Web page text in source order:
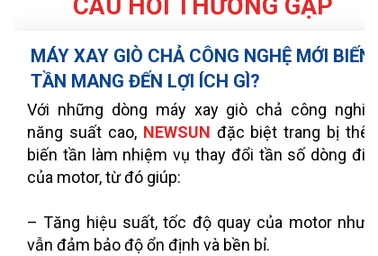
CÂU HỎI THƯỜNG GẶP
MÁY XAY GIÒ CHẢ CÔNG NGHỆ MỚI BIẾN
TẦN MANG ĐẾN LỢI ÍCH GÌ?
Với những dòng máy xay giò chả công nghiệp
năng suất cao, NEWSUN đặc biệt trang bị thêm
biến tần làm nhiệm vụ thay đổi tần số dòng điện
của motor, từ đó giúp:
– Tăng hiệu suất, tốc độ quay của motor nhưng
vẫn đảm bảo độ ổn định và bền bỉ.